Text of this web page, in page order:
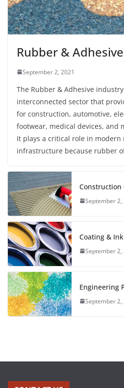
Rubber & Adhesive
September 2, 2021
The Rubber & Adhesive
interconnected sector that
for construction, automotive,
footwear, medical devices, and
It plays a critical role in
infrastructure because rubber
Construction
September 2,
Coating & Ink
September 2,
Engineering
September 2,